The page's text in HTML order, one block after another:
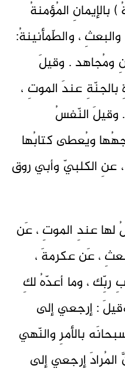
بالإيمانِ المُؤمنةُ
، والطّمأنينةُ:
ومُجاهد . وقيلَ
بالجنّةِ عندَ الموتِ ،
وقيلَ النّفسُ
ويُعطى كتابُها
عنِ الكلبيّ وأبي روق
لها عندِ الموتِ ، عَن
، عَن عكرمةَ ،
ربِّك ، وما أعدّهُ لكِ
: إرجعي إلى
بالأمرِ والنّهي
إرجعي إلى